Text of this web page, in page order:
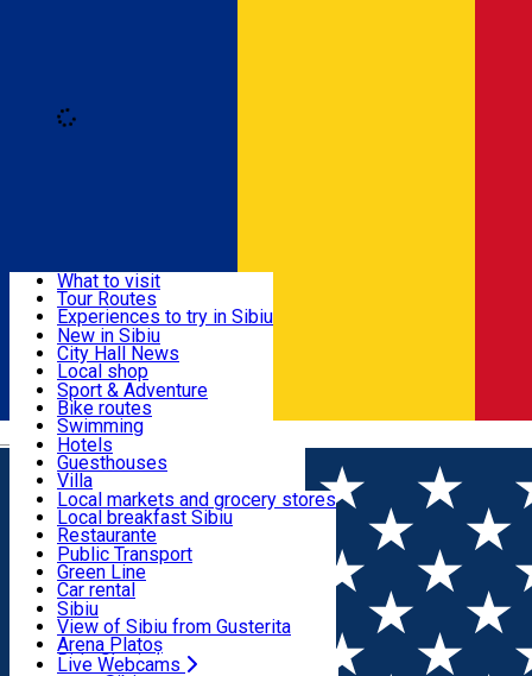
Română
Useful info
Activities & Adventure
Accommodation
Food, Drinks & Nightlife
Transport & Parking
Live Webcams
What to visit
Tour Routes
Experiences to try in Sibiu
Podcast
Culture
Museums
Churches
Parks, Zoo
County of Sibiu
New in Sibiu
City Hall News
Local shop
Sibiu artisans
Sibiul Verde
Public services
Education
How do I get to Sibiu
Tourist Info
Tour Guides
Guided tours
Publicații locale
Beauty salons
Sport & Adventure
Bike routes
Swimming
Riding
Indoor activities
Loc de joacă indoor
Loc de joacă outdoor
Ski
Ice skating
Yoga
Hotels
Guesthouses
Villa
Hostels
Motel
Camping
Renting rooms
Rooms for rent
Accommodation outside Sibiu
Local markets and grocery stores
Local breakfast Sibiu
Restaurante
Pizza
Fast Food
Coffee
Sweets
Pub, Bar
Night clubs
Bakeries
Public Transport
Green Line
Car rental
Rent a bike
Scooter rentals
Taxi
Ride Sharing
Sibiu
View of Sibiu from Gusterita
Arena Platoș
Live Webcams